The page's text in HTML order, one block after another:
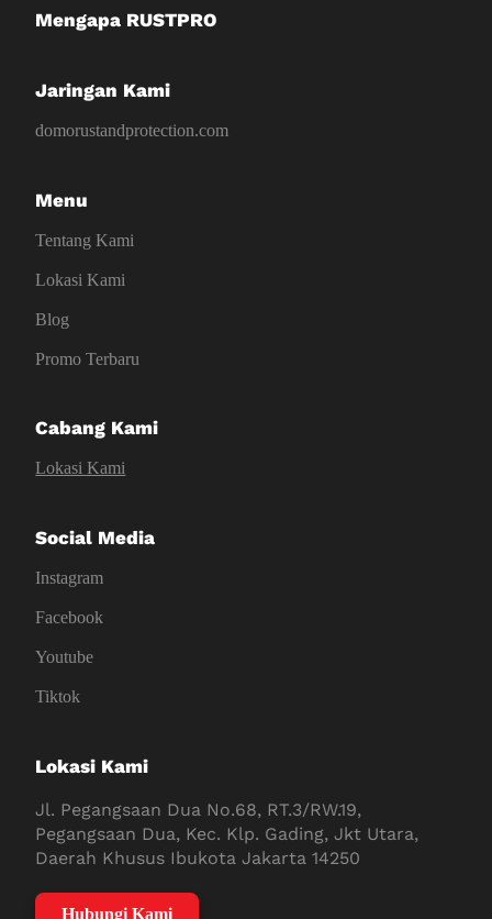
Mengapa RUSTPRO
Jaringan Kami
domorustandprotection.com
Menu
Tentang Kami
Lokasi Kami
Blog
Promo Terbaru
Cabang Kami
Lokasi Kami
Social Media
Instagram
Facebook
Youtube
Tiktok
Lokasi Kami
Jl. Pegangsaan Dua No.68, RT.3/RW.19,
Pegangsaan Dua, Kec. Klp. Gading, Jkt Utara,
Daerah Khusus Ibukota Jakarta 14250
Hubungi Kami